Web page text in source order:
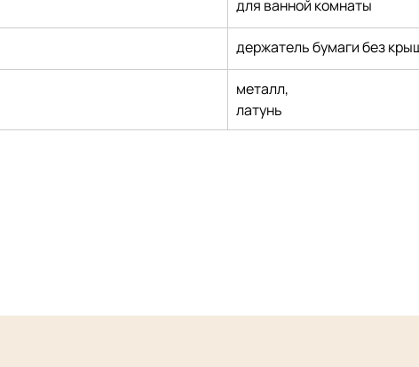
для ванной комнаты
держатель бумаги без
металл,
латунь